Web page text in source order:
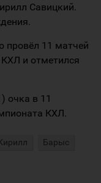
Савицкий.
провёл 11 матчей
и отметился
очка в 11
КХЛ.
Барыс